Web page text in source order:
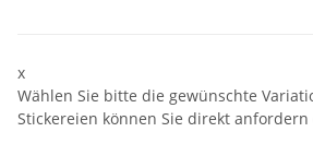
x
Wählen Sie bitte die gewünschte
Stickereien können Sie direkt anfordern